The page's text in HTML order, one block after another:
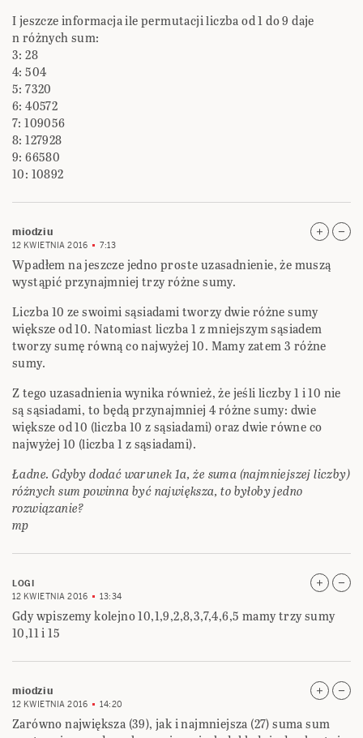
I jeszcze informacja ile permutacji liczba od 1 do 9 daje
n różnych sum:
3: 28
4: 504
5: 7320
6: 40572
7: 109056
8: 127928
9: 66580
10: 10892
miodziu
12 KWIETNIA 2016 7:13
Wpadłem na jeszcze jedno proste uzasadnienie, że muszą
wystąpić przynajmniej trzy różne sumy.
Liczba 10 ze swoimi sąsiadami tworzy dwie różne sumy
większe od 10. Natomiast liczba 1 z mniejszym sąsiadem
tworzy sumę równą co najwyżej 10. Mamy zatem 3 różne
sumy.
Z tego uzasadnienia wynika również, że jeśli liczby 1 i 10 nie
są sąsiadami, to będą przynajmniej 4 różne sumy: dwie
większe od 10 (liczba 10 z sąsiadami) oraz dwie równe co
najwyżej 10 (liczba 1 z sąsiadami).
Ładne. Gdyby dodać warunek 1a, że suma (najmniejszej liczby)
różnych sum powinna być największa, to byłoby jedno
rozwiązanie?
mp
LOGI
12 KWIETNIA 2016
13:34
Gdy wpiszemy kolejno 10,1,9,2,8,3,7,4,6,5 mamy trzy sumy
10,11 i 15
miodziu
12 KWIETNIA 2016 14:20
Zarówno największa (39), jak i najmniejsza (27) suma sum